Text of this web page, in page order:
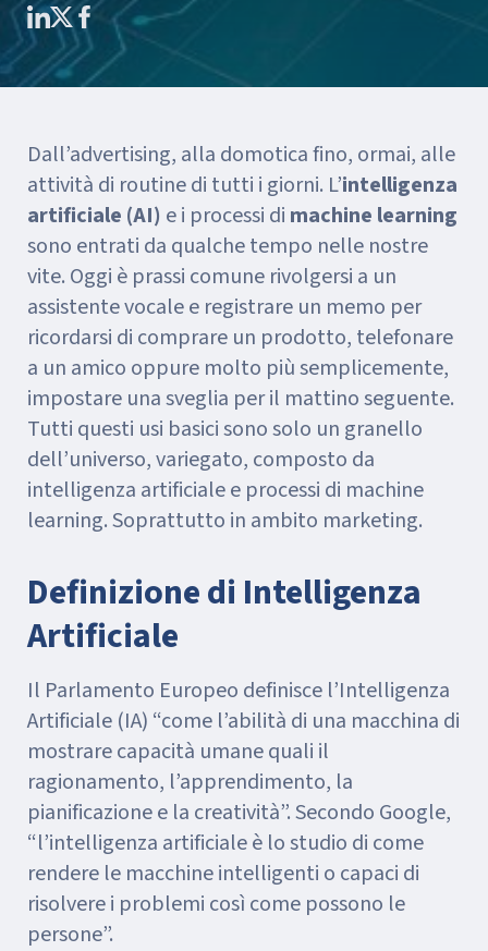
Dall’advertising, alla domotica fino, ormai, alle
attività di routine di tutti i giorni. L’intelligenza
artificiale (AI) e i processi di machine learning
sono entrati da qualche tempo nelle nostre
vite. Oggi è prassi comune rivolgersi a un
assistente vocale e registrare un memo per
ricordarsi di comprare un prodotto, telefonare
a un amico oppure molto più semplicemente,
impostare una sveglia per il mattino seguente.
Tutti questi usi basici sono solo un granello
dell’universo, variegato, composto da
intelligenza artificiale e processi di machine
learning. Soprattutto in ambito marketing.
Definizione di Intelligenza
Artificiale
Il Parlamento Europeo definisce l’Intelligenza
Artificiale (IA) “come l’abilità di una macchina di
mostrare capacità umane quali il
ragionamento, l’apprendimento, la
pianificazione e la creatività”. Secondo Google,
“l’intelligenza artificiale è lo studio di come
rendere le macchine intelligenti o capaci di
risolvere i problemi così come possono le
persone”.